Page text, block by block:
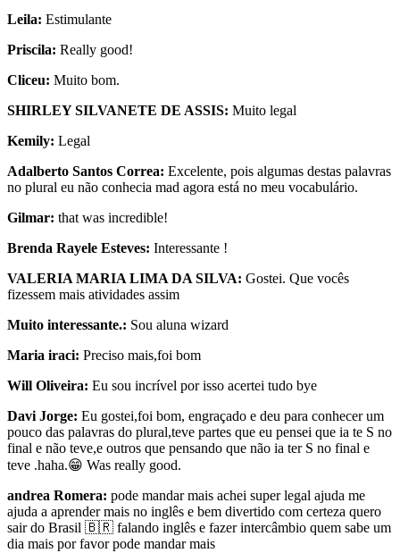
Leila: Estimulante
Priscila: Really good!
Cliceu: Muito bom.
SHIRLEY SILVANETE DE ASSIS: Muito legal
Kemily: Legal
Adalberto Santos Correa: Excelente, pois algumas destas palavras
no plural eu não conhecia mad agora está no meu vocabulário.
Gilmar: that was incredible!
Brenda Rayele Esteves: Interessante !
VALERIA MARIA LIMA DA SILVA: Gostei. Que vocês
fizessem mais atividades assim
Muito interessante.: Sou aluna wizard
Maria iraci: Preciso mais,foi bom
Will Oliveira: Eu sou incrível por isso acertei tudo bye
Davi Jorge: Eu gostei,foi bom, engraçado e deu para conhecer um
pouco das palavras do plural,teve partes que eu pensei que ia te S no
final e não teve,e outros que pensando que não ia ter S no final e
teve .haha.😁 Was really good.
andrea Romera: pode mandar mais achei super legal ajuda me
ajuda a aprender mais no inglês e bem divertido com certeza quero
sair do Brasil 🇧🇷 falando inglês e fazer intercâmbio quem sabe um
dia mais por favor pode mandar mais